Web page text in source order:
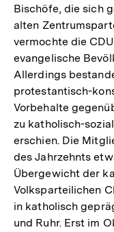
Bischöfe, die sich
alten
vermochte die
evangelische
Allerdings
protestantisch-
Vorbehalte
zu katholisch-
erschien. Die
des Jahrzehnts
Übergewicht der
Volksparteilichen
in katholisch
und Ruhr. Erst im